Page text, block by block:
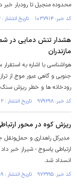
محدوده منجیل تا رودبار خبر
کد خبر: ۱۰۳۷۹۱۴ تاریخ انتشار : ۱۴۰۴/۱۱/۲۴
هشدار تنش دمایی در
مازندران
هواشناسی با اشاره به
جنوبی و گاهی عبور موج از
رودخانه ها و خطر ریزش سنگ
کد خبر: ۹۷۹۲۹۸ تاریخ انتشار : ۱۴۰۴/۰۱/۱۲
ریزش کوه در محور
مدیرکل راهداری و حمل‌ونقل
ارتباطی یاسوج - شیراز خبر
انسداد شد.
کد خبر: ۹۷۲۹۹۵ تاریخ انتشار : ۱۴۰۳/۱۲/۰۹